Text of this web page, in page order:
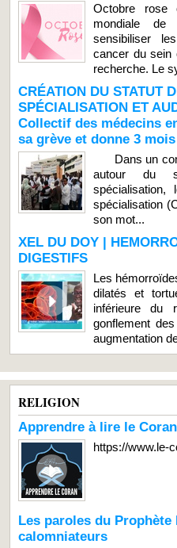
Octobre rose
mondiale de
sensibiliser
cancer du sein
recherche. Le
CRÉATION DU STATUT
SPÉCIALISATION ET
Collectif des médecins
sa grève et donne 3
Dans un
autour du
spécialisation
son mot...
XEL DU DOY |
DIGESTIFS
Les
dilatés et
inférieure
gonflement
augmentation
RELIGION
Apprendre à lire le Coran
https://www.le-
Les paroles du
calomniateurs